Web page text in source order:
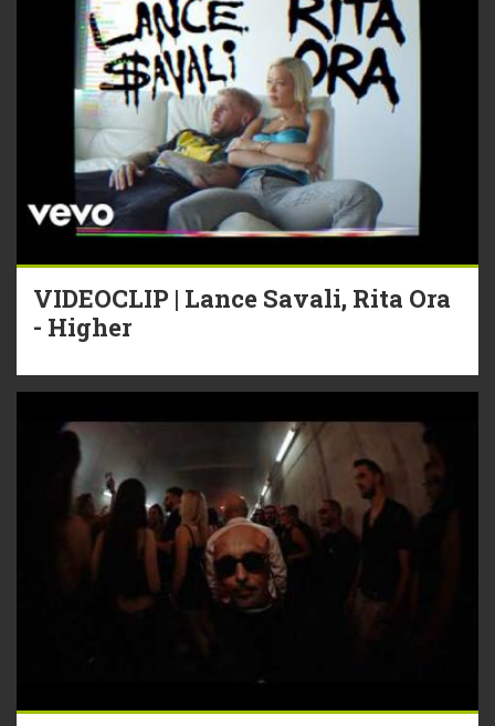
VIDEOCLIP | Lance Savali, Rita Ora
- Higher